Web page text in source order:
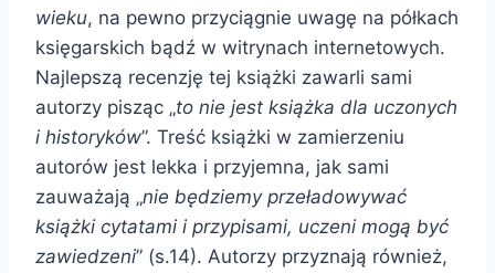
wieku, na pewno przyciągnie uwagę na półkach
księgarskich bądź w witrynach internetowych.
Najlepszą recenzję tej książki zawarli sami
autorzy pisząc „to nie jest książka dla uczonych
i historyków”. Treść książki w zamierzeniu
autorów jest lekka i przyjemna, jak sami
zauważają „nie będziemy przeładowywać
książki cytatami i przypisami, uczeni mogą być
zawiedzeni” (s.14). Autorzy przyznają również,